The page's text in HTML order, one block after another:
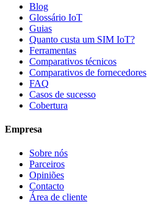
Blog
Glossário IoT
Guias
Quanto custa um SIM IoT?
Ferramentas
Comparativos técnicos
Comparativos de fornecedores
FAQ
Casos de sucesso
Cobertura
Empresa
Sobre nós
Parceiros
Opiniões
Contacto
Área de cliente